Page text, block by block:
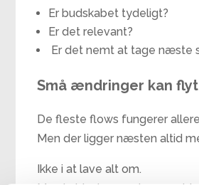
Er budskabet tydeligt?
Er det relevant?
Er det nemt at tage næste
Små ændringer kan
De fleste flows fungerer
Men der ligger næsten altid
Ikke i at lave alt om.